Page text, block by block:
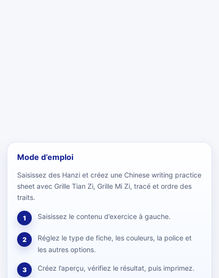
Mode d’emploi
Saisissez des Hanzi et créez une Chinese writing practice
sheet avec Grille Tian Zi, Grille Mi Zi, tracé et ordre des
traits.
1 Saisissez le contenu d’exercice à gauche.
2
Réglez le type de fiche, les couleurs, la police et
les autres options.
3 Créez l’aperçu, vérifiez le résultat, puis imprimez.